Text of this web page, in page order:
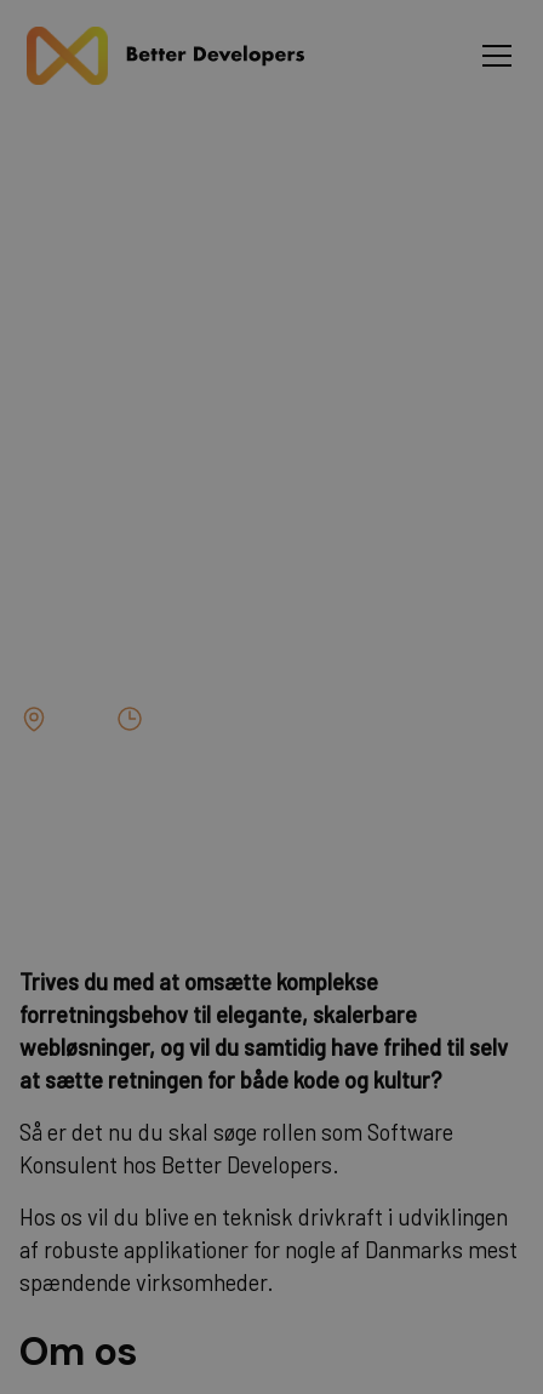
Trives du med at omsætte komplekse
forretningsbehov til elegante, skalerbare
webløsninger, og vil du samtidig have frihed til selv
at sætte retningen for både kode og kultur?
Så er det nu du skal søge rollen som Software
Konsulent hos Better Developers.
Hos os vil du blive en teknisk drivkraft i udviklingen
af robuste applikationer for nogle af Danmarks mest
spændende virksomheder.
Om os